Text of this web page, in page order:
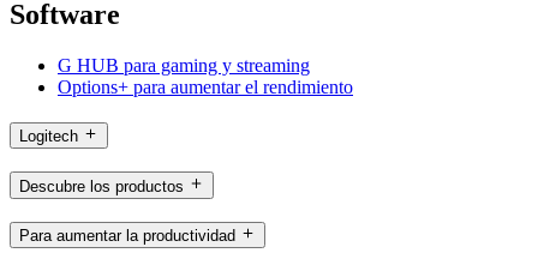
Software
G HUB para gaming y streaming
Options+ para aumentar el rendimiento
Logitech
Descubre los productos
Para aumentar la productividad